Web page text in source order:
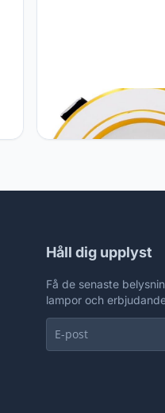
GSYFDZSWZX Fengyan
Landschapsverlichting
Plafond Downlight AC
Håll dig upplyst
Få de senaste
lampor och